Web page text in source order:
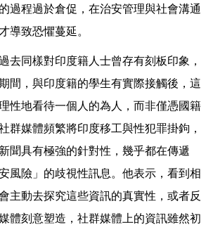
過程過於倉促，在治安管理與社會溝通
導致恐懼蔓延。
去同樣對印度籍人士曾存有刻板印象，
間，與印度籍的學生有實際接觸後，這
性地看待一個人的為人，而非僅憑國籍
群媒體頻繁將印度移工與性犯罪掛鉤，
聞具有極強的針對性，幾乎都在傳遞
風險」的歧視性訊息。他表示，看到相
主動去探究這些資訊的真實性，或者反
體刻意塑造，社群媒體上的資訊雖然初